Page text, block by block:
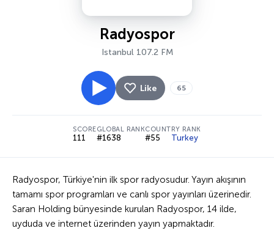
Radyospor
Istanbul 107.2 FM
Like 65
SCORE
111
GLOBAL RANK
#1638
COUNTRY RANK
#55 Turkey
Radyospor, Türkiye'nin ilk spor radyosudur. Yayın akışının
tamamı spor programları ve canlı spor yayınları üzerinedir.
Saran Holding bünyesinde kurulan Radyospor, 14 ilde,
uyduda ve internet üzerinden yayın yapmaktadır.